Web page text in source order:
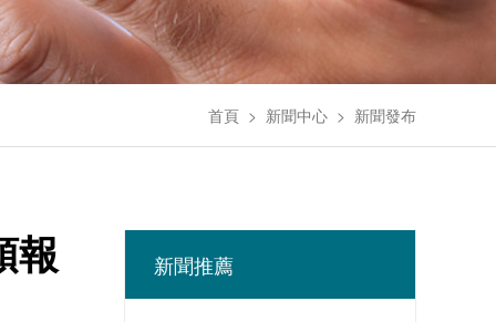
首頁 > 新聞中心 > 新聞發布
報 新聞推薦